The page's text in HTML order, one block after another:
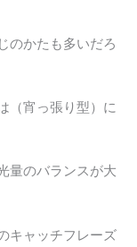
のかたも多いだろ
（宵っ張り型）に
量のバランスが大
キャッチフレーズ